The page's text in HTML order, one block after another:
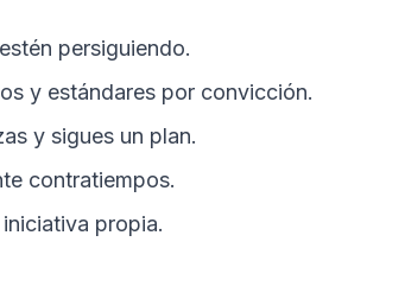
persiguiendo.
y estándares por convicción.
y sigues un plan.
contratiempos.
propia.